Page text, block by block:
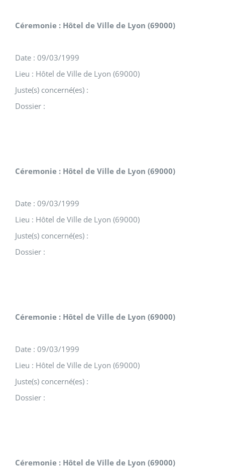
Céremonie : Hôtel de Ville de Lyon (69000)
Date : 09/03/1999
Lieu : Hôtel de Ville de Lyon (69000)
Juste(s) concerné(es) :
Dossier :
Céremonie : Hôtel de Ville de Lyon (69000)
Date : 09/03/1999
Lieu : Hôtel de Ville de Lyon (69000)
Juste(s) concerné(es) :
Dossier :
Céremonie : Hôtel de Ville de Lyon (69000)
Date : 09/03/1999
Lieu : Hôtel de Ville de Lyon (69000)
Juste(s) concerné(es) :
Dossier :
Céremonie : Hôtel de Ville de Lyon (69000)